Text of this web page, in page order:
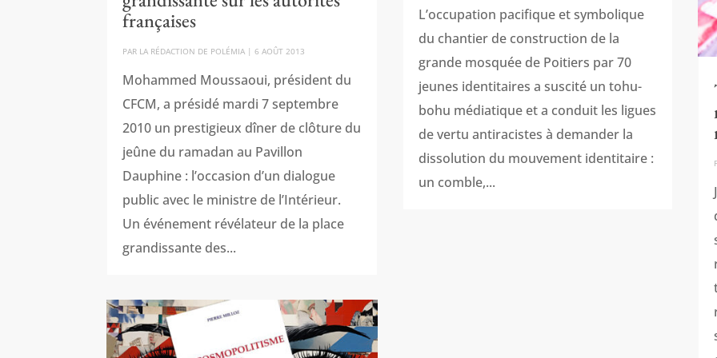
françaises
PAR LA RÉDACTION DE POLÉMIA |6 AOÛT 2013
Mohammed Moussaoui, président du
CFCM, a présidé mardi 7 septembre
2010 un prestigieux dîner de clôture du
jeûne du ramadan au Pavillon
Dauphine : l’occasion d’un dialogue
public avec le ministre de l’Intérieur.
Un événement révélateur de la place
grandissante des...
L’occupation pacifique et symbolique
du chantier de construction de la
grande mosquée de Poitiers par 70
jeunes identitaires a suscité un tohu-
bohu médiatique et a conduit les ligues
de vertu antiracistes à demander la
dissolution du mouvement identitaire :
un comble,...